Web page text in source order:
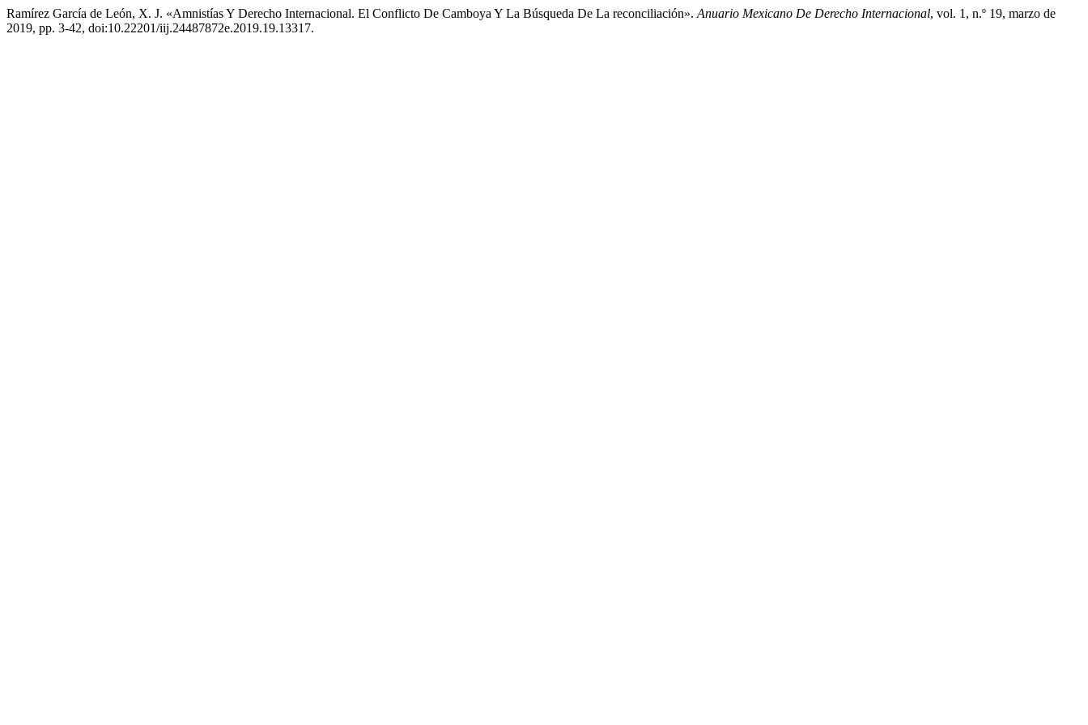
Ramírez García de León, X. J. «Amnistías Y Derecho Internacional. El Conflicto De Camboya Y La Búsqueda De La reconciliación». Anuario Mexicano De Derecho Internacional, vol. 1, n.º 19, marzo de
2019, pp. 3-42, doi:10.22201/iij.24487872e.2019.19.13317.